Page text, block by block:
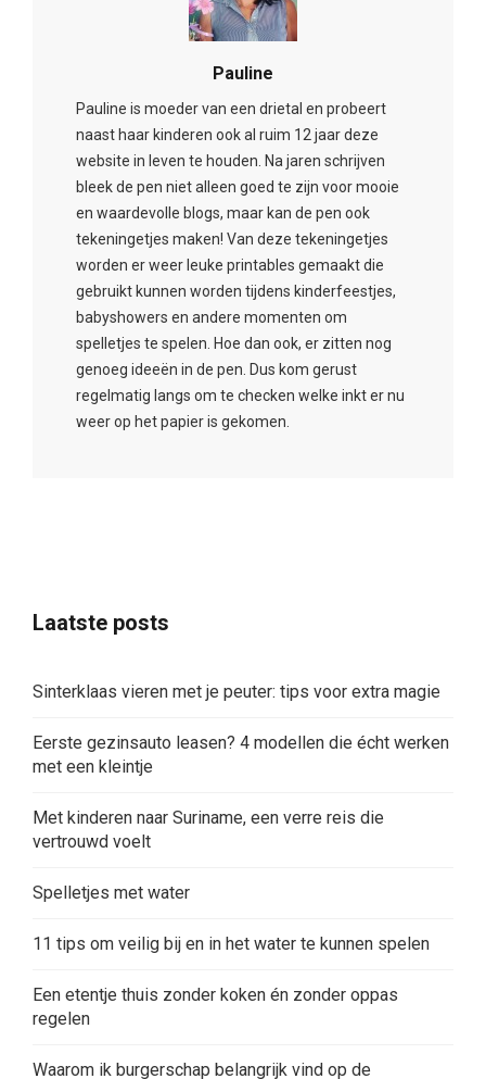
Pauline
Pauline is moeder van een drietal en probeert
naast haar kinderen ook al ruim 12 jaar deze
website in leven te houden. Na jaren schrijven
bleek de pen niet alleen goed te zijn voor mooie
en waardevolle blogs, maar kan de pen ook
tekeningetjes maken! Van deze tekeningetjes
worden er weer leuke printables gemaakt die
gebruikt kunnen worden tijdens kinderfeestjes,
babyshowers en andere momenten om
spelletjes te spelen. Hoe dan ook, er zitten nog
genoeg ideeën in de pen. Dus kom gerust
regelmatig langs om te checken welke inkt er nu
weer op het papier is gekomen.
Laatste posts
Sinterklaas vieren met je peuter: tips voor extra magie
Eerste gezinsauto leasen? 4 modellen die écht werken
met een kleintje
Met kinderen naar Suriname, een verre reis die
vertrouwd voelt
Spelletjes met water
11 tips om veilig bij en in het water te kunnen spelen
Een etentje thuis zonder koken én zonder oppas
regelen
Waarom ik burgerschap belangrijk vind op de